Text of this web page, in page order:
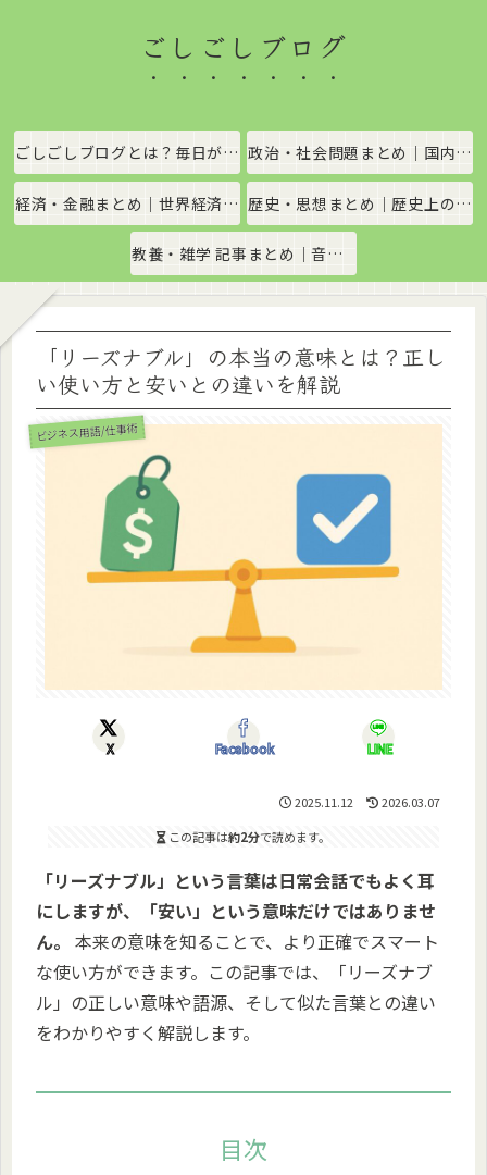
ごしごしブログ
ごしごしブログとは？毎日がちょっと楽しくなる情報発信サイト 政治・社会問題まとめ｜国内政治・国際情勢をわかりやすく解説
経済・金融まとめ｜世界経済・金融市場をわかりやすく解説 歴史・思想まとめ｜歴史上の出来事や思想・哲学をわかりやすく解説
教養・雑学 記事まとめ｜音楽、科学、社会の豆知識をわかりやすく解説
「リーズナブル」の本当の意味とは？正し
い使い方と安いとの違いを解説
ビジネス用語/仕事術
X Facebook LINE
2025.11.12
2026.03.07
この記事は約2分で読めます。
「リーズナブル」という言葉は日常会話でもよく耳
にしますが、「安い」という意味だけではありませ
ん。 本来の意味を知ることで、より正確でスマート
な使い方ができます。この記事では、「リーズナブ
ル」の正しい意味や語源、そして似た言葉との違い
をわかりやすく解説します。
目次